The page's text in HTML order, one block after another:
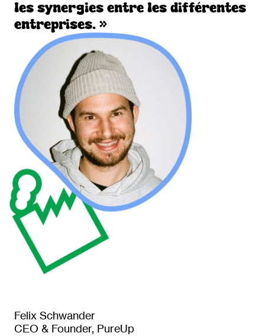
les synergies entre les différentes
entreprises. »
Felix Schwander
CEO & Founder, PureUp